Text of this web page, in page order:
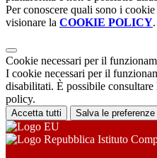
Per conoscere quali sono i
visionare la COOKIE POLICY.
Cookie necessari per il
I cookie necessari per il
disabilitati. È possibile
policy.
Accetta tutti Salva le preferenze
Istituto